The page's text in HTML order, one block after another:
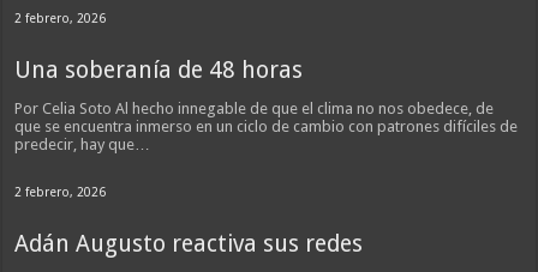
2 febrero, 2026
Una soberanía de 48 horas
Por Celia Soto Al hecho innegable de que el clima no nos obedece, de
que se encuentra inmerso en un ciclo de cambio con patrones difíciles de
predecir, hay que…
2 febrero, 2026
Adán Augusto reactiva sus redes